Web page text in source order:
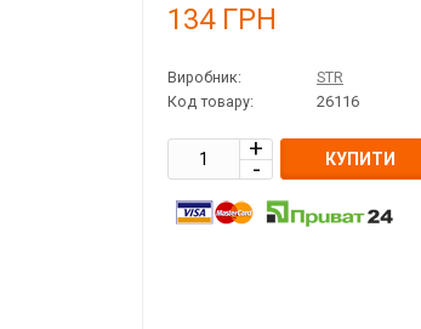
134ГРН
Виробник:
STR
Код товару:
26116
КУПИТИ